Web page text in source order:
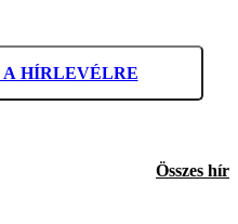
HÍRLEVÉLRE
Összes hír